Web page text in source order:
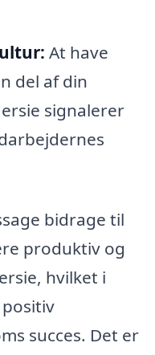
At have
del af din
signalerer
bidrage til
produktiv og
hvilket i
succes. Det er